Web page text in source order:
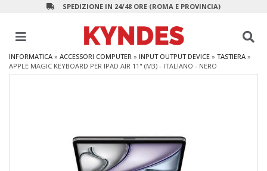
SPEDIZIONE IN 24/48 ORE (ROMA E PROVINCIA)
INFORMATICA » ACCESSORI COMPUTER » INPUT OUTPUT DEVICE » TASTIERA »
APPLE MAGIC KEYBOARD PER IPAD AIR 11" (M3) - ITALIANO - NERO